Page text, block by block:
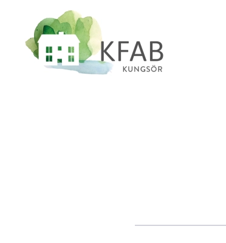
Skip to main content